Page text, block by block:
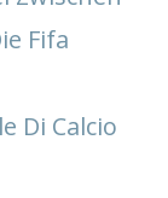
Fifa
Di Calcio